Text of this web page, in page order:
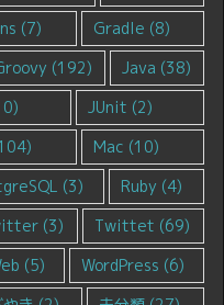
(7) Gradle (8)
(192) Java (38)
JUnit (2)
Mac (10)
(3) Ruby (4)
(3) Twittet (69)
(5) WordPress (6)